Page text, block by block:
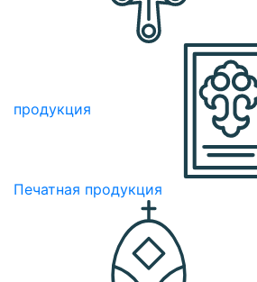
продукция
Печатная продукция